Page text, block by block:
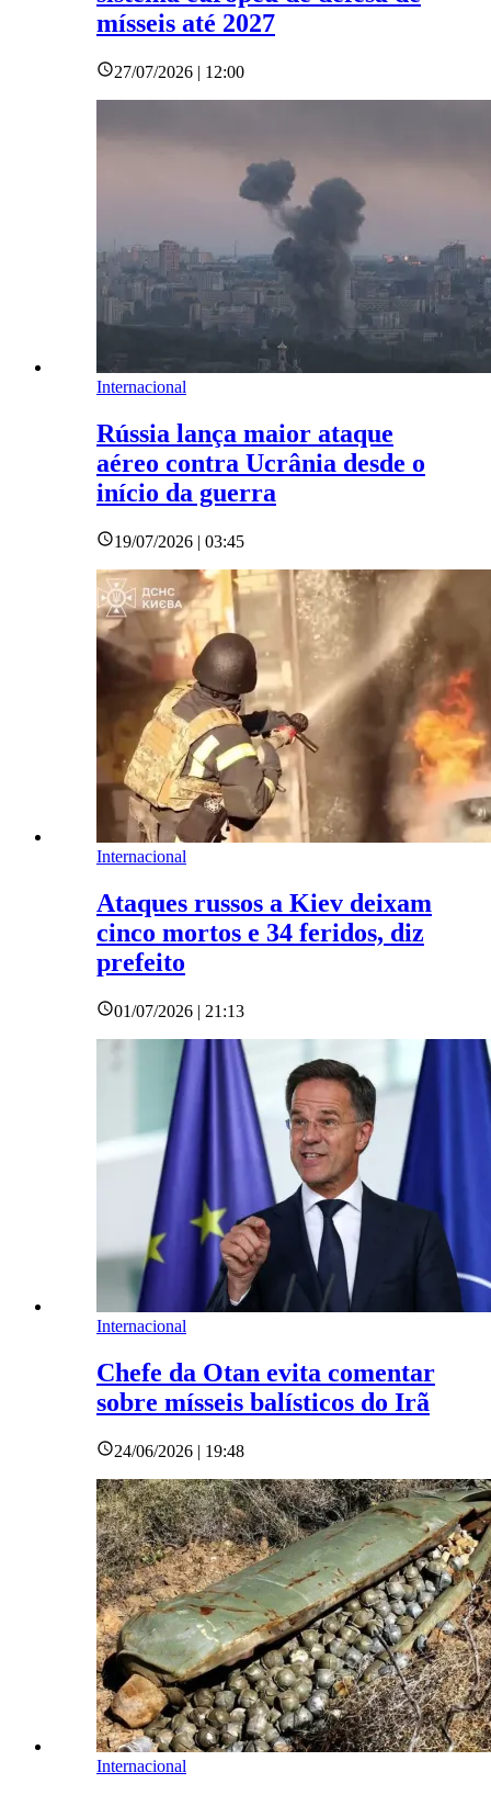
mísseis até 2027
27/07/2026 | 12:00
Internacional
Rússia lança maior ataque
aéreo contra Ucrânia desde o
início da guerra
19/07/2026 | 03:45
Internacional
Ataques russos a Kiev deixam
cinco mortos e 34 feridos, diz
prefeito
01/07/2026 | 21:13
Internacional
Chefe da Otan evita comentar
sobre mísseis balísticos do Irã
24/06/2026 | 19:48
Internacional